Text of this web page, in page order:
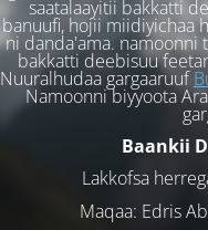
saatalaayitii bakkatti
banuufi, hojii miidiyichaa
ni danda'ama. namoonni
bakkatti deebisuu
Nuuralhudaa gargaaruuf
Namoonni biyyoota
Baankii
Lakkofsa
Maqaa: Edris